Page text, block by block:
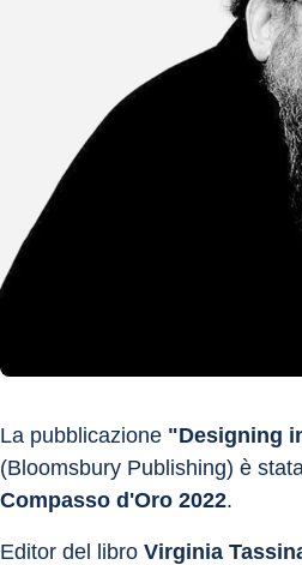
La pubblicazione "Designing
(Bloomsbury Publishing) è
Compasso d'Oro 2022.
Editor del libro Virginia